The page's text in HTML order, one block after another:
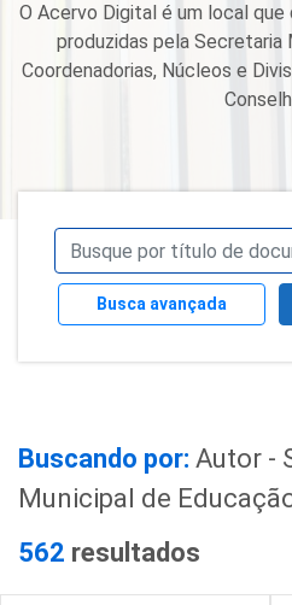
O Acervo Digital é um local
produzidas pela Secretaria
Coordenadorias, Núcleos e
Busca avançada
Buscando por: Autor -
Municipal de
562 resultados